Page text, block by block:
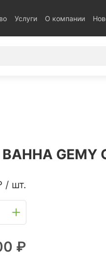
Услуги О компании
GEMY
/ шт.
₽